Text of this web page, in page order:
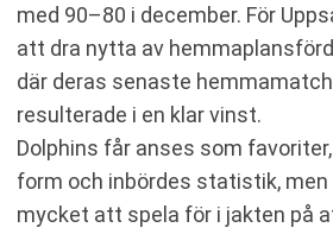
med 90–80 i december. För
att dra nytta av
där deras senaste
resulterade i en klar vinst.
Dolphins får anses som
form och inbördes statistik, men
mycket att spela för i jakten på